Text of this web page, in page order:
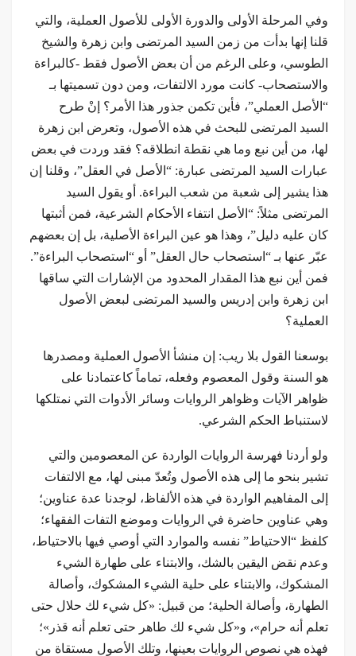
وفي المرحلة الأولى والدورة الأولى للأصول العملية، والتي
قلنا إنها بدأت من زمن السيد المرتضى وابن زهرة والشيخ
الطوسي، وعلى الرغم من أن بعض الأصول فقط -كالبراءة
والاستصحاب- كانت مورد الالتفات، ومن دون تسميتها بـ
“الأصل العملي”، فأين تكمن جذور هذا الأمر؟ إنْ طرح
السيد المرتضى للبحث في هذه الأصول، وتعرض ابن زهرة
لها، من أين نبع وما هي نقطة انطلاقه؟ فقد وردت في بعض
عبارات السيد المرتضى عبارة: “الأصل في العقل”، وقلنا إن
هذا يشير إلى شعبة من شعب البراءة. أو يقول السيد
المرتضى مثلاً: “الأصل انتفاء الأحكام الشرعية، فمن أثبتها
كان عليه دليل”، وهذا هو عين البراءة الأصلية، بل إن بعضهم
عبّر عنها بـ “استصحاب حال العقل” أو “استصحاب البراءة”.
فمن أين نبع هذا المقدار المحدود من الإشارات التي ساقها
ابن زهرة وابن إدريس والسيد المرتضى لبعض الأصول
العملية؟
بوسعنا القول بلا ريب: إن منشأ الأصول العملية ومصدرها
هو السنة وقول المعصوم وفعله، تماماً كاعتمادنا على
ظواهر الآيات وظواهر الروايات وسائر الأدوات التي نمتلكها
لاستنباط الحكم الشرعي.
ولو أردنا فهرسة الروايات الواردة عن المعصومين والتي
تشير بنحو ما إلى هذه الأصول وتُعدّ مبنى لها، مع الالتفات
إلى المفاهيم الواردة في هذه الألفاظ، لوجدنا عدة عناوين؛
وهي عناوين حاضرة في الروايات وموضع التفات الفقهاء؛
كلفظ “الاحتياط” نفسه والموارد التي أوصي فيها بالاحتياط،
وعدم نقض اليقين بالشك، والابتناء على طهارة الشيء
المشكوك، والابتناء على حلية الشيء المشكوك، وأصالة
الطهارة، وأصالة الحلية؛ من قبيل: «كل شيء لك حلال حتى
تعلم أنه حرام»، و«كل شيء لك طاهر حتى تعلم أنه قذر»؛
فهذه هي نصوص الروايات بعينها، وتلك الأصول مستقاة من